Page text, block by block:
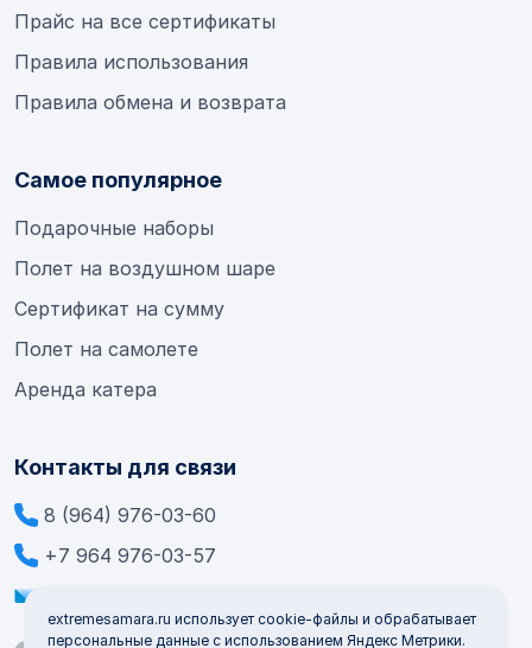
extremesamara.ru использует cookie-файлы и обрабатывает
персональные данные с использованием Яндекс Метрики.
Прайс на все сертификаты
Правила использования
Правила обмена и возврата
Самое популярное
Подарочные наборы
Полет на воздушном шаре
Сертификат на сумму
Полет на самолете
Аренда катера
Контакты для связи
8 (964) 976-03-60
+7 964 976-03-57